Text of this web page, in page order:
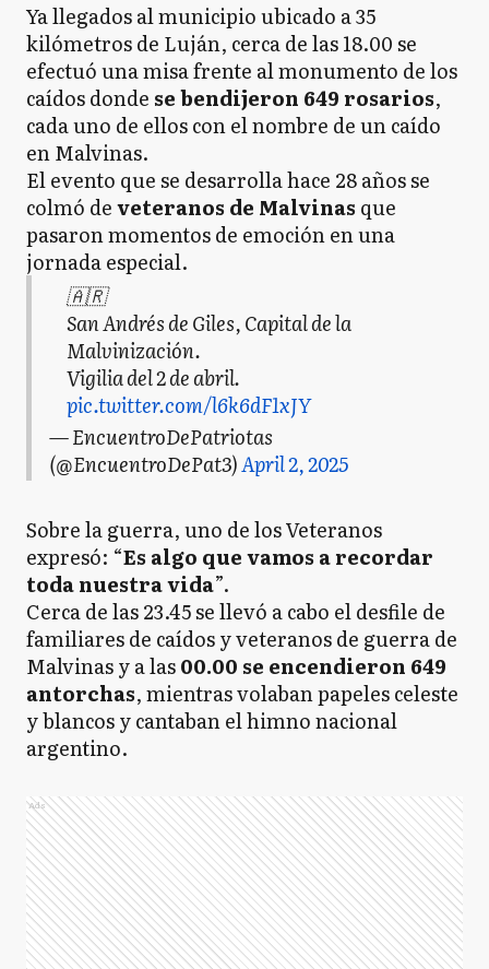
Ya llegados al municipio ubicado a 35
kilómetros de Luján, cerca de las 18.00 se
efectuó una misa frente al monumento de los
caídos donde se bendijeron 649 rosarios,
cada uno de ellos con el nombre de un caído
en Malvinas.
El evento que se desarrolla hace 28 años se
colmó deveteranos de Malvinas que
pasaron momentos de emoción en una
jornada especial.
🇦🇷
San Andrés de Giles, Capital de la
Malvinización.
Vigilia del 2 de abril.
pic.twitter.com/l6k6dF1xJY
— EncuentroDePatriotas
(@EncuentroDePat3)April 2, 2025
Sobre la guerra, uno de los Veteranos
expresó: “Es algo que vamos a recordar
toda nuestra vida”.
Cerca de las 23.45 se llevó a cabo el desfile de
familiares de caídos y veteranos de guerra de
Malvinas y a las00.00 se encendieron 649
antorchas, mientras volaban papeles celeste
y blancos y cantaban el himno nacional
argentino.
Ads